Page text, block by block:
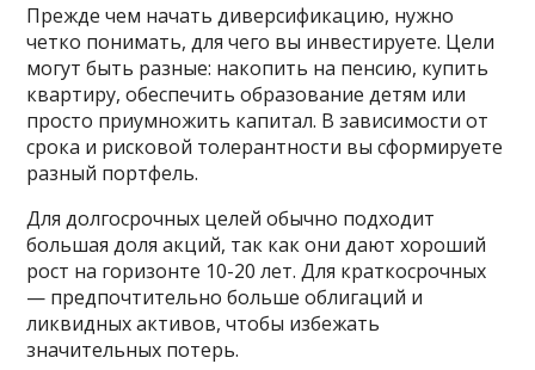
Прежде чем начать диверсификацию, нужно
четко понимать, для чего вы инвестируете. Цели
могут быть разные: накопить на пенсию, купить
квартиру, обеспечить образование детям или
просто приумножить капитал. В зависимости от
срока и рисковой толерантности вы сформируете
разный портфель.
Для долгосрочных целей обычно подходит
большая доля акций, так как они дают хороший
рост на горизонте 10-20 лет. Для краткосрочных
— предпочтительно больше облигаций и
ликвидных активов, чтобы избежать
значительных потерь.